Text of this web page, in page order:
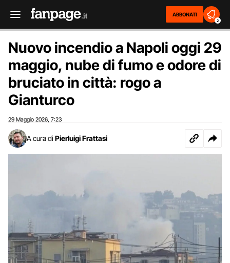
ABBONATI
2
Nuovo incendio a Napoli oggi 29
maggio, nube di fumo e odore di
bruciato in città: rogo a
Gianturco
29 Maggio 2026 7:23
A cura di Pierluigi Frattasi